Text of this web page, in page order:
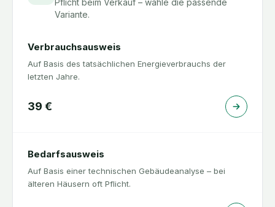
Pflicht beim Verkauf – wähle die passende
Variante.
Verbrauchsausweis
Auf Basis des tatsächlichen Energieverbrauchs der
letzten Jahre.
39 €
Bedarfsausweis
Auf Basis einer technischen Gebäudeanalyse – bei
älteren Häusern oft Pflicht.